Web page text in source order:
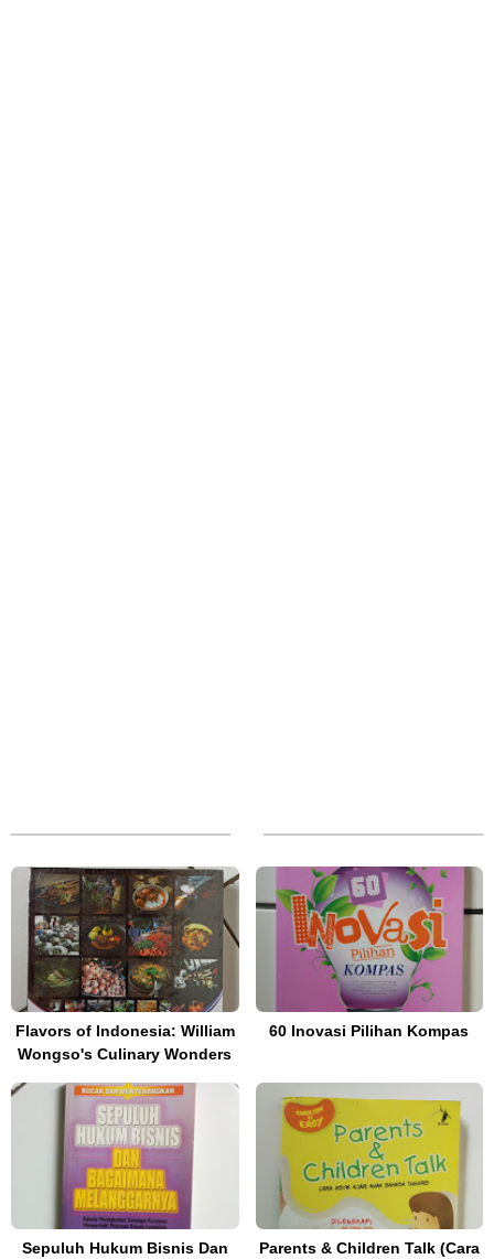
Flavors of Indonesia: William
Wongso's Culinary Wonders
60 Inovasi Pilihan Kompas
Sepuluh Hukum Bisnis Dan
Parents & Children Talk (Cara